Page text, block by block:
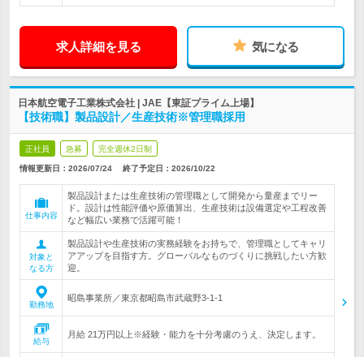
求人詳細を見る 気になる
日本航空電子工業株式会社 | JAE【東証プライム上場】
【技術職】製品設計／生産技術※管理職採用
正社員 急募 完全週休2日制
情報更新日：2026/07/24 終了予定日： 2026/10/22
仕事内容
製品設計または生産技術の管理職として開発から量産までリー
ド。設計は性能評価や原価算出、生産技術は設備選定や工程改善
など幅広い業務で活躍可能！
対象と
なる方
製品設計や生産技術の実務経験をお持ちで、管理職としてキャリ
アアップを目指す方。グローバルなものづくりに挑戦したい方歓
迎。
勤務地
昭島事業所／東京都昭島市武蔵野3-1-1
給与
月給 21万円以上※経験・能力を十分考慮のうえ、決定します。